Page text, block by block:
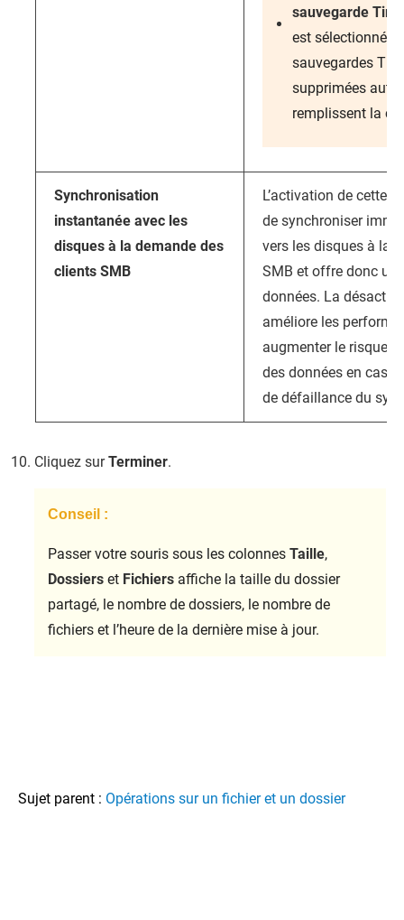
sauvegarde
est sélectionné
sauvegardes
supprimées
remplissent la
Synchronisation
instantanée avec les
disques à la demande des
clients SMB
L’activation de cette
de synchroniser
vers les disques à la
SMB et offre donc
données. La
améliore les
augmenter le risque
des données en cas
de défaillance du
Cliquez surTerminer.
Conseil :
Passer votre souris sous les colonnes Taille,
Dossiers et Fichiers affiche la taille du dossier
partagé, le nombre de dossiers, le nombre de
fichiers et l’heure de la dernière mise à jour.
Sujet parent : Opérations sur un fichier et un dossier